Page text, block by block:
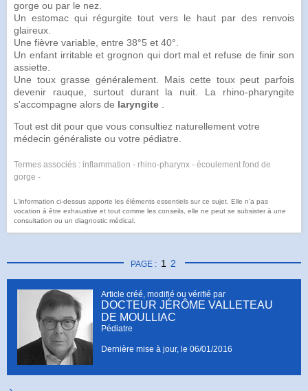
gorge ou par le nez.
Un estomac qui régurgite tout vers le haut par des renvois
glaireux.
Une fièvre variable, entre 38°5 et 40°.
Un enfant irritable et grognon qui dort mal et refuse de finir son
assiette.
Une toux grasse généralement. Mais cette toux peut parfois
devenir rauque, surtout durant la nuit. La rhino-pharyngite
s'accompagne alors de laryngite
Tout est dit pour que vous consultiez naturellement votre
médecin généraliste ou votre pédiatre.
Termes associés : inflammation - rhino-pharynx - écoulement fond de
gorge -
L'information ci-dessus apporte les éléments essentiels sur ce sujet. Elle n'a pas
vocation à être exhaustive et tout comme les conseils, elle ne peut se subsister à une
consultation ou un diagnostic médical.
PAGE : 1 2
Article créé, modifié ou vérifié par
DOCTEUR JÉRÔME VALLETEAU
DE MOULLIAC
Pédiatre
Dernière mise à jour, le 06/01/2016